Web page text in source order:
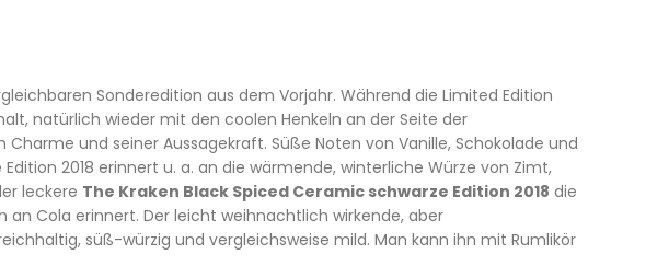
Sonderedition aus dem Vorjahr. Während die Limited Edition
natürlich wieder mit den coolen Henkeln an der Seite der
Charme und seiner Aussagekraft. Süße Noten von Vanille, Schokolade und
2018 erinnert u. a. an die wärmende, winterliche Würze von Zimt,
leckere The Kraken Black Spiced Ceramic schwarze Edition 2018 die
Cola erinnert. Der leicht weihnachtlich wirkende, aber
süß-würzig und vergleichsweise mild. Man kann ihn mit Rumlikör